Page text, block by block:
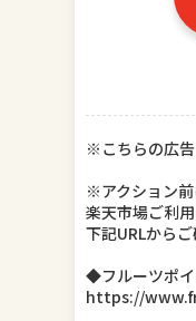
※こちらの広
※アクション
楽天市場ご利
下記URLからご
◆フルーツポ
https://